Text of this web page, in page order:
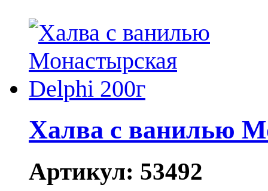
Халва с ванилью
Артикул: 53492